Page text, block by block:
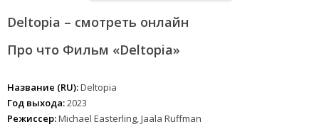
Deltopia – смотреть онлайн
Про что Фильм «Deltopia»
Название (RU):Deltopia
Год выхода:2023
Режиссер:Michael Easterling, Jaala Ruffman